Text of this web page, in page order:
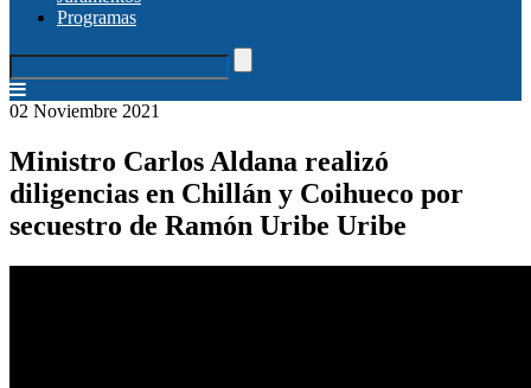
Programas
02 Noviembre 2021
Ministro Carlos Aldana realizó
diligencias en Chillán y Coihueco por
secuestro de Ramón Uribe Uribe